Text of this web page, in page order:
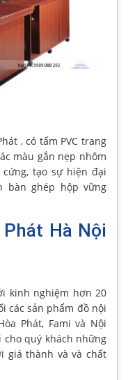
, có tấm PVC trang
màu gắn nẹp nhôm
tạo sự hiện đại
bàn ghép hộp vững
Hà Nội
kinh nghiệm hơn 20
các sản phẩm đồ nội
Phát, Fami và Nội
quý khách những
giá thành và và chất